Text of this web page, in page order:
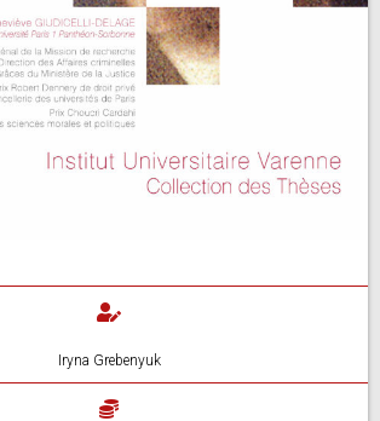
Iryna Grebenyuk